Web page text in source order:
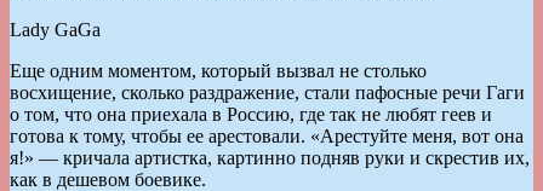
Lady GaGa
Еще одним моментом, который вызвал не столько
восхищение, сколько раздражение, стали пафосные речи Гаги
о том, что она приехала в Россию, где так не любят геев и
готова к тому, чтобы ее арестовали. «Арестуйте меня, вот она
я!» — кричала артистка, картинно подняв руки и скрестив их,
как в дешевом боевике.